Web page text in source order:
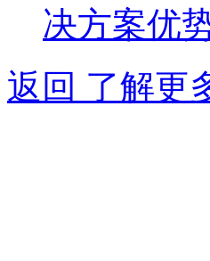
决方案优
返回 了解更